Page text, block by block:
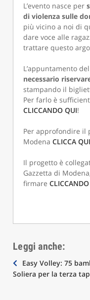
L’evento nasce per
di violenza sulle
più vicino a noi di
dare voce alle
trattare questo
L’appuntamento
necessario
stampando il
Per farlo è
CLICCANDO QUI!
Per approfondire il
ModenaCLICCA QUI
Il progetto è
Gazzetta di
firmare
Leggi anche:
Navigazione
articoli
Easy Volley: 75
Soliera per la terza